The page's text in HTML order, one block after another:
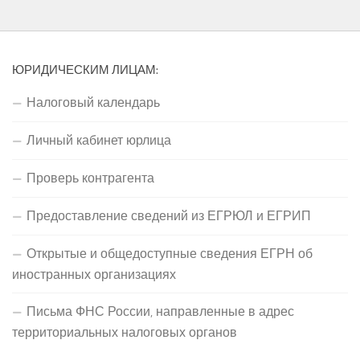
ЮРИДИЧЕСКИМ ЛИЦАМ:
Налоговый календарь
Личный кабинет юрлица
Проверь контрагента
Предоставление сведений из ЕГРЮЛ и ЕГРИП
Открытые и общедоступные сведения ЕГРН об
иностранных организациях
Письма ФНС России, направленные в адрес
территориальных налоговых органов